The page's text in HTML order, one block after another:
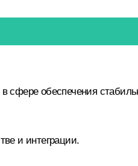
сфере обеспечения
и интеграции.